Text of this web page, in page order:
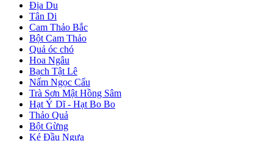
Địa Du
Tân Di
Cam Thảo Bắc
Bột Cam Thảo
Quả óc chó
Hoa Ngâu
Bạch Tật Lê
Nấm Ngọc Cẩu
Trà Sơn Mật Hồng Sâm
Hạt Ý Dĩ - Hạt Bo Bo
Thảo Quả
Bột Gừng
Ké Đầu Ngựa